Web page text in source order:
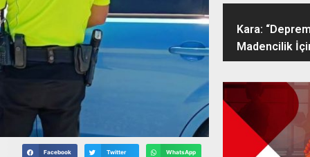
Facebook Twitter WhatsApp
Kara:
Madencilik